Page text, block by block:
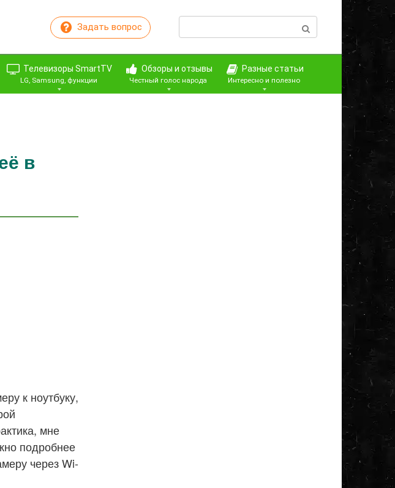
Задать вопрос Поиск:
Телевизоры SmartTV
LG, Samsung, функции
Обзоры и отзывы
Честный голос народа
Разные статьи
Интересно и полезно
в
к ноутбуку,
мне
подробнее
через Wi-